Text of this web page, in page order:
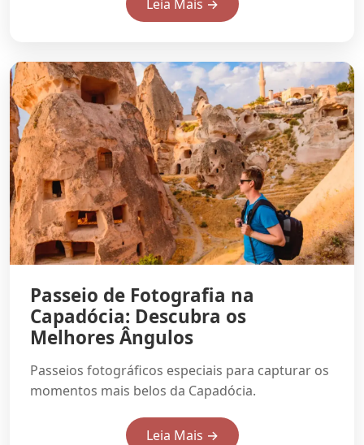
Leia Mais →
Passeio de Fotografia na
Capadócia: Descubra os
Melhores Ângulos
Passeios fotográficos especiais para capturar os
momentos mais belos da Capadócia.
Leia Mais →